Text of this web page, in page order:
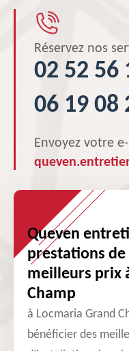
Réservez nos
02 52 56
06 19 08
Envoyez votre
Queven
prestations de
meilleurs prix
Champ
à Locmaria Grand
bénéficier des